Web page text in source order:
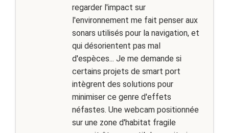
regarder l'impact sur
l'environnement me fait penser aux
sonars utilisés pour la navigation, et
qui désorientent pas mal
d'espèces... Je me demande si
certains projets de smart port
intègrent des solutions pour
minimiser ce genre d'effets
néfastes. Une webcam positionnée
sur une zone d'habitat fragile